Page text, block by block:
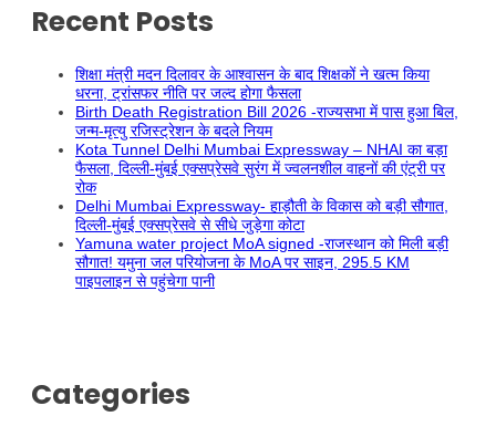
Recent Posts
शिक्षा मंत्री मदन दिलावर के आश्वासन के बाद शिक्षकों ने खत्म किया
धरना, ट्रांसफर नीति पर जल्द होगा फैसला
Birth Death Registration Bill 2026 -राज्यसभा में पास हुआ बिल,
जन्म-मृत्यु रजिस्ट्रेशन के बदले नियम
Kota Tunnel Delhi Mumbai Expressway – NHAI का बड़ा
फैसला, दिल्ली-मुंबई एक्सप्रेसवे सुरंग में ज्वलनशील वाहनों की एंट्री पर
रोक
Delhi Mumbai Expressway- हाड़ौती के विकास को बड़ी सौगात,
दिल्ली-मुंबई एक्सप्रेसवे से सीधे जुड़ेगा कोटा
Yamuna water project MoA signed -राजस्थान को मिली बड़ी
सौगात! यमुना जल परियोजना के MoA पर साइन, 295.5 KM
पाइपलाइन से पहुंचेगा पानी
Categories